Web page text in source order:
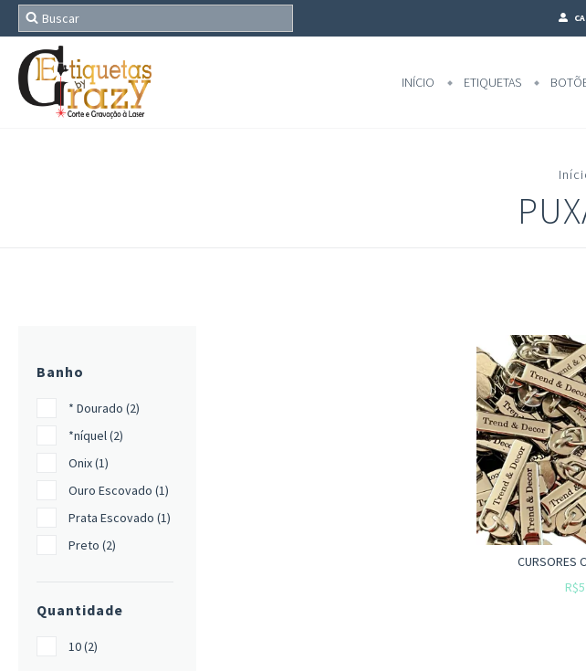
INÍCIO ETIQUETAS
Banho
* Dourado (2)
*níquel (2)
Onix (1)
Ouro Escovado (1)
Prata Escovado (1)
Preto (2)
Quantidade
10 (2)
CURSORES